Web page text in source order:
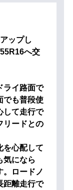
ップし
へ交
ライ路面で
でも普段使
して走行で
リードとの
を心配して
気になら
。ロードノ
距離走行で